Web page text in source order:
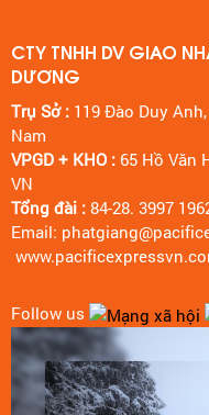
CTY TNHH DV GIAO
DƯƠNG
Trụ Sở : 119 Đào Duy
Nam
VPGD + KHO : 65 Hồ Văn
VN
Tổng đài : 84-28. 3997
Email:
Follow us